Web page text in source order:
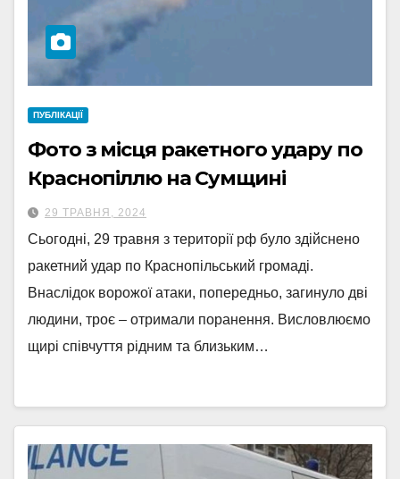
ПУБЛІКАЦІЇ
Фото з місця ракетного удару по
Краснопіллю на Сумщині
29 ТРАВНЯ, 2024
Сьогодні, 29 травня з території рф було здійснено
ракетний удар по Краснопільський громаді.
Внаслідок ворожої атаки, попередньо, загинуло дві
людини, троє – отримали поранення. Висловлюємо
щирі співчуття рідним та близьким…